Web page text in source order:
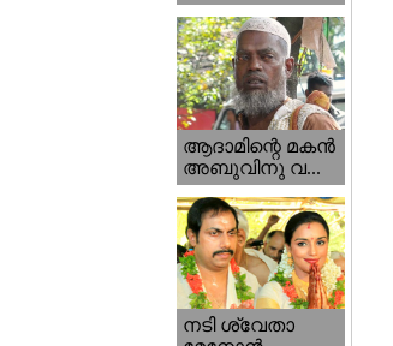
ആദാമിന്റെ മകന്‍
അബുവിനു വ...
നടി ശ്വേതാ